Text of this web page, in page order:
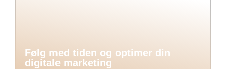
Følg med tiden og optimer din
digitale marketing